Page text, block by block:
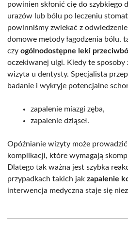
powinien skłonić cię do szybkiego
urazów lub bólu po leczeniu
powinniśmy zwlekać z
domowe metody łagodzenia bólu,
czy ogólnodostępne leki
oczekiwanej ulgi. Kiedy te sposoby
wizyta u dentysty. Specjalista
badanie i wykryje potencjalne
zapalenie miazgi zęba,
zapalenie dziąseł.
Opóźnianie wizyty może
komplikacji, które wymagają
Dlatego tak ważna jest szybka
przypadkach takich jak zapalenie
interwencja medyczna staje się